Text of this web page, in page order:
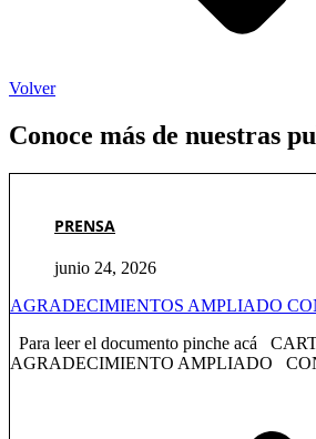
Volver
Conoce más de nuestras
PRENSA
junio 24, 2026
AGRADECIMIENTOS AMPLIADO
Para leer el documento pinche acá
AGRADECIMIENTO AMPLIADO